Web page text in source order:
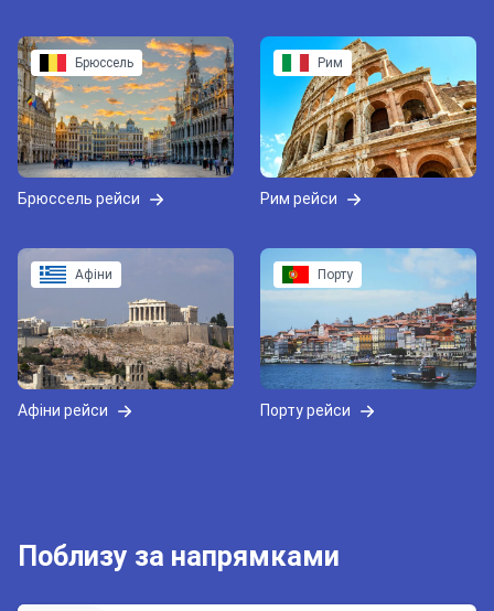
Брюссель
Брюссель рейси
Рим
Рим рейси
Афіни
Афіни рейси
Порту
Порту рейси
Поблизу за напрямками